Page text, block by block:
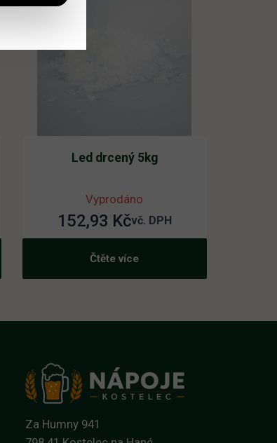
Led drcený 5kg
Vyprodáno
152,93 Kčvč. DPH
Čtěte více
Za Humny 941